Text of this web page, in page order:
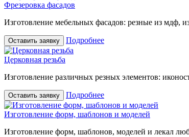
Фрезеровка фасадов
Изготовление мебельных фасадов: резные из мдф,
Оставить заявку Подробнее
Церковная резьба
Изготовление различных резных элементов:
Оставить заявку Подробнее
Изготовление форм, шаблонов и моделей
Изготовление форм, шаблонов, моделей и лекал